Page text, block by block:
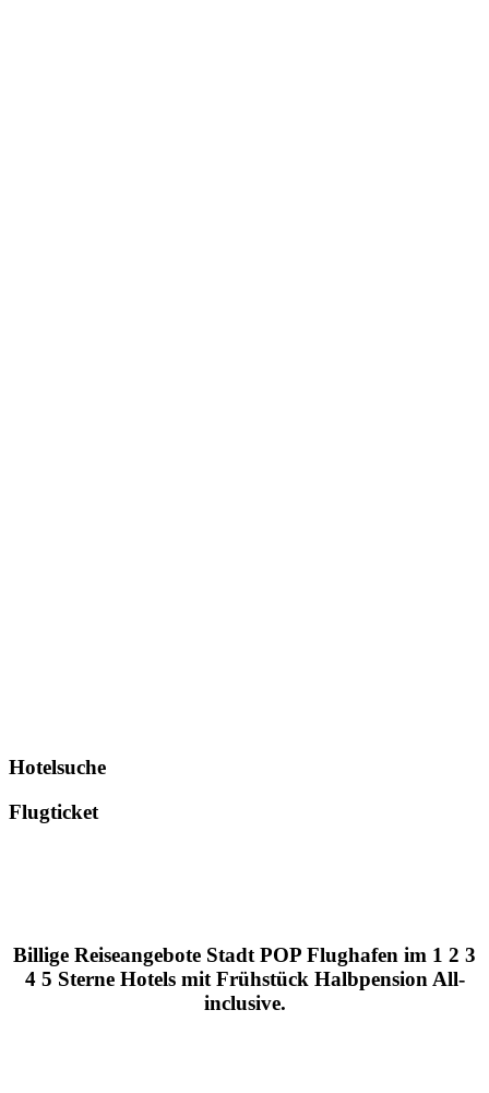
Hotelsuche
Flugticket
Billige Reiseangebote Stadt POP Flughafen im 1 2 3
4 5 Sterne Hotels mit Frühstück Halbpension All-
inclusive.